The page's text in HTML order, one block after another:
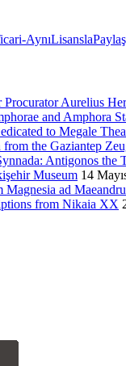
AynıLisanslaPaylaş
Procurator Aurelius
and Amphora
to Megale
the Gaziantep
Antigonos the
Museum 14
ad
from Nikaia XX